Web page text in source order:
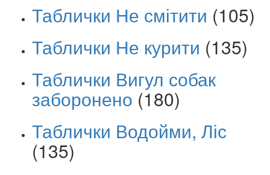
Таблички Не смітити (105)
Таблички Не курити (135)
Таблички Вигул собак
заборонено (180)
Таблички Водойми, Ліс
(135)